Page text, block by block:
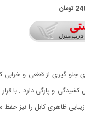
جلو گیری از قطعی و
و پارگی دارد . با
ظاهری کابل را نیز حفظ